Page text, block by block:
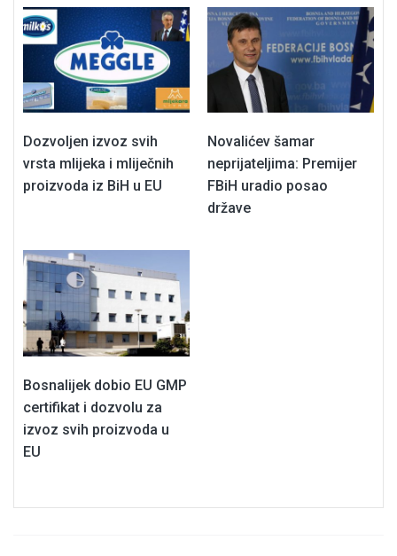
Dozvoljen izvoz svih
vrsta mlijeka i mliječnih
proizvoda iz BiH u EU
Novalićev šamar
neprijateljima: Premijer
FBiH uradio posao
države
Bosnalijek dobio EU GMP
certifikat i dozvolu za
izvoz svih proizvoda u
EU